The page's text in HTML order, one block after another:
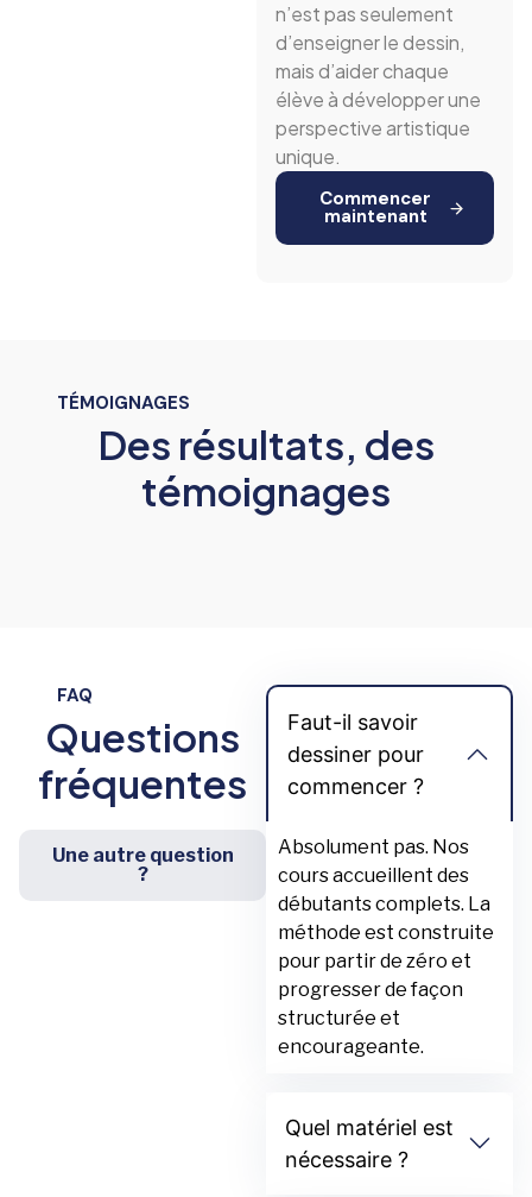
n’est pas seulement
d’enseigner le dessin,
mais d’aider chaque
élève à développer une
perspective artistique
unique.
Commencer
maintenant
TÉMOIGNAGES
Des résultats, des
témoignages
FAQ
Questions
fréquentes
Une autre question
?
Faut-il savoir
dessiner pour
commencer ?
Absolument pas. Nos
cours accueillent des
débutants complets. La
méthode est construite
pour partir de zéro et
progresser de façon
structurée et
encourageante.
Quel matériel est
nécessaire ?